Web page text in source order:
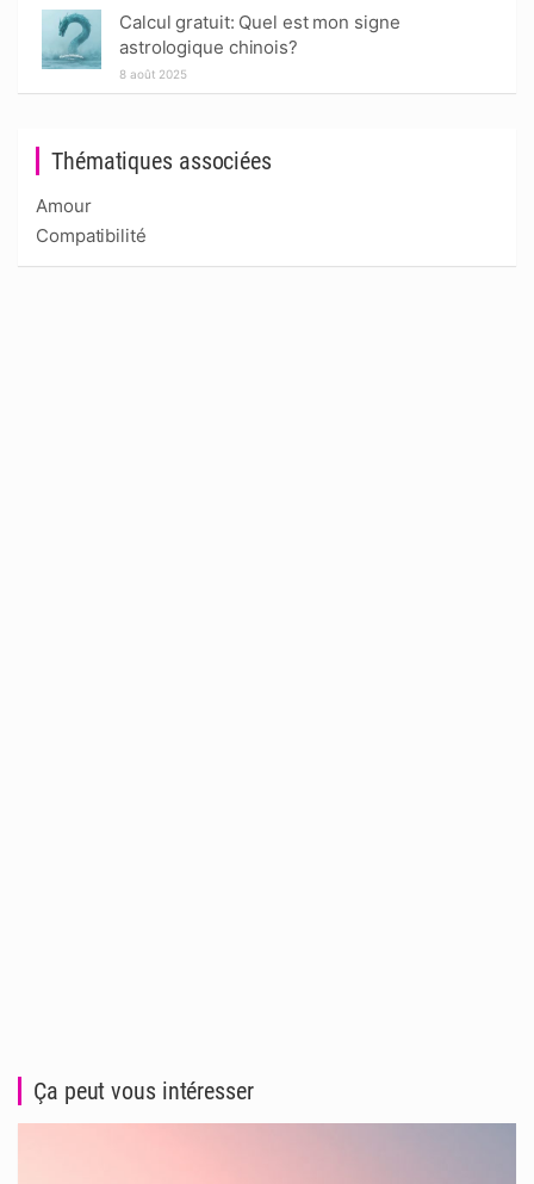
Thématiques associées
Amour
Compatibilité
Calcul gratuit: Quel est mon signe
astrologique chinois?
8 août 2025
Ça peut vous intéresser